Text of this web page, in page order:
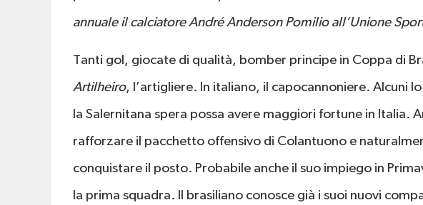
annuale il calciatore André Anderson Pomilio all’Unione
Tanti gol, giocate di qualità, bomber principe in Coppa di
Artilheiro, l’artigliere. In italiano, il capocannoniere. Alcuni
la Salernitana spera possa avere maggiori fortune in Italia.
rafforzare il pacchetto offensivo di Colantuono e
conquistare il posto. Probabile anche il suo impiego in
la prima squadra. Il brasiliano conosce già i suoi nuovi